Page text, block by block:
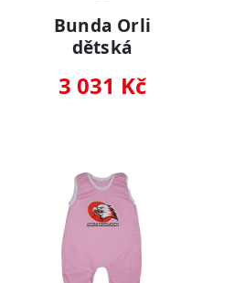
Bunda Orli
dětská
3 031 Kč